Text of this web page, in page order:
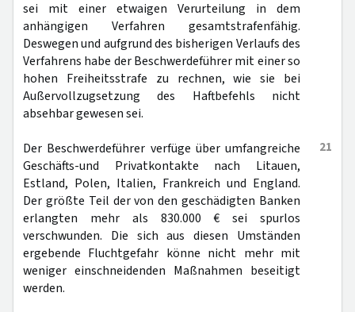
sei mit einer etwaigen Verurteilung in dem
anhängigen Verfahren gesamtstrafenfähig.
Deswegen und aufgrund des bisherigen Verlaufs des
Verfahrens habe der Beschwerdeführer mit einer so
hohen Freiheitsstrafe zu rechnen, wie sie bei
Außervollzugsetzung des Haftbefehls nicht
absehbar gewesen sei.
21
Der Beschwerdeführer verfüge über umfangreiche
Geschäfts-und Privatkontakte nach Litauen,
Estland, Polen, Italien, Frankreich und England.
Der größte Teil der von den geschädigten Banken
erlangten mehr als 830.000 € sei spurlos
verschwunden. Die sich aus diesen Umständen
ergebende Fluchtgefahr könne nicht mehr mit
weniger einschneidenden Maßnahmen beseitigt
werden.